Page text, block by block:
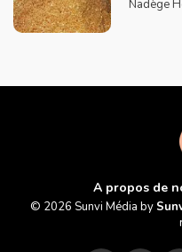
Nadège
A propos de
© 2026 Sunvi Média by